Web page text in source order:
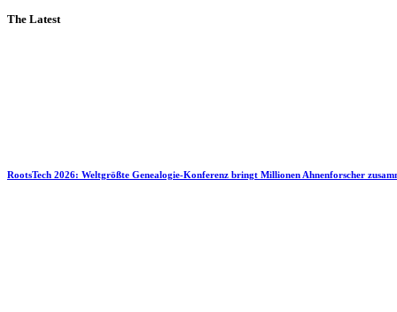
The Latest
RootsTech 2026: Weltgrößte Genealogie-Konferenz bringt Millionen Ahnenforscher